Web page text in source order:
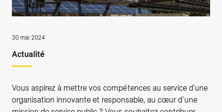
30 mai 2024
Actualité
Vous aspirez à mettre vos compétences au service d'une
organisation innovante et responsable, au cœur d’une